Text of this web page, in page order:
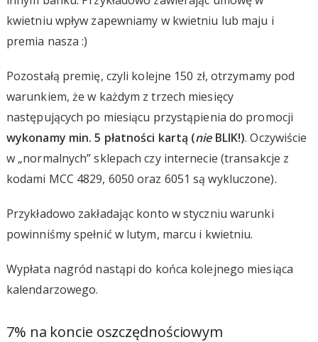
kwietniu wpływ zapewniamy w kwietniu lub maju i
premia nasza :)
Pozostałą premię, czyli kolejne 150 zł, otrzymamy pod
warunkiem, że w każdym z trzech miesięcy
następujących po miesiącu przystąpienia do promocji
wykonamy min. 5 płatności kartą (nieBLIK!). Oczywiście
w „normalnych” sklepach czy internecie (transakcje z
kodami MCC 4829, 6050 oraz 6051 są wykluczone).
Przykładowo zakładając konto w styczniu warunki
powinniśmy spełnić w lutym, marcu i kwietniu.
Wypłata nagród nastąpi do końca kolejnego miesiąca
kalendarzowego.
7% na koncie oszczędnościowym